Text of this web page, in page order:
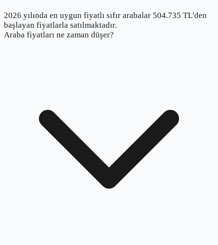
2026 yılında en uygun fiyatlı sıfır arabalar 504.735 TL'den
başlayan fiyatlarla satılmaktadır.
Araba fiyatları ne zaman düşer?